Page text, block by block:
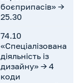
боєприпасів» →
25.30
74.10
«Спеціалізована
діяльність із
дизайну» → 4
коди